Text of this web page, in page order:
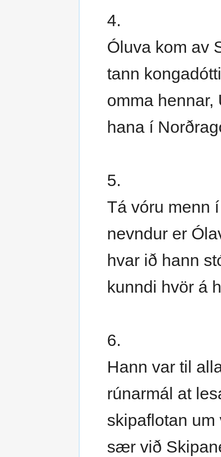
4.
Óluva kom av
tann
omma hennar,
hana í
5.
Tá vóru menn
nevndur er
hvar ið hann
kunndi hvör á
6.
Hann var til
rúnarmál at
skipaflotan um
sær við